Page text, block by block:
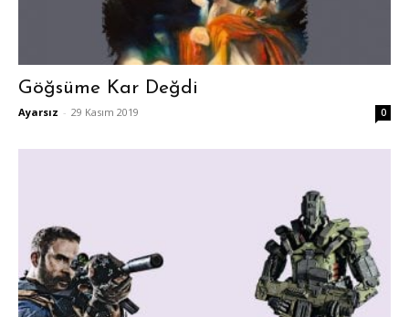
Göğsüme Kar Değdi
Ayarsız - 29 Kasım 2019 0